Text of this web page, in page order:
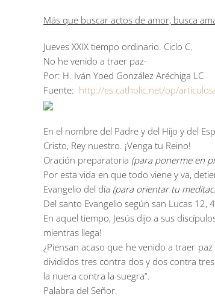
Más que buscar actos de amor, busca
Jueves XXIX tiempo ordinario. Ciclo C.
No he venido a traer paz-
Por: H. Iván Yoed González Aréchiga LC
Fuente: http://es.catholic.net/op/
En el nombre del Padre y del Hijo y del
Cristo, Rey nuestro. ¡Venga tu Reino!
Oración preparatoria (para ponerme en
Por esta vida en que todo viene y va,
Evangelio del día (para orientar tu
Del santo Evangelio según san Lucas 12,
En aquel tiempo, Jesús dijo a sus
mientras llega!
¿Piensan acaso que he venido a traer
divididos tres contra dos y dos contra
la nuera contra la suegra”.
Palabra del Señor.